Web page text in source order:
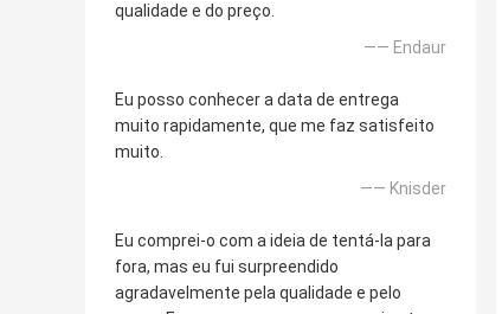
qualidade e do preço.
—— Endaur
Eu posso conhecer a data de entrega
muito rapidamente, que me faz satisfeito
muito.
—— Knisder
Eu comprei-o com a ideia de tentá-la para
fora, mas eu fui surpreendido
agradavelmente pela qualidade e pelo